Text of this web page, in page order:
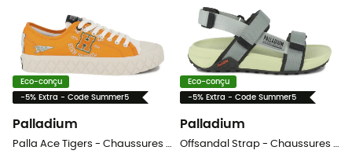
Eco-conçu
-5% Extra - Code Summer5
Palladium
Eco-conçu
-5% Extra - Code Summer5
Palladium